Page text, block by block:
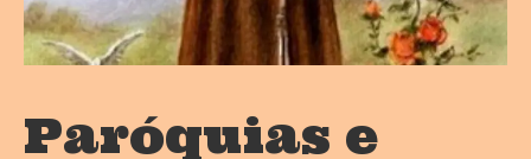
Paróquias e